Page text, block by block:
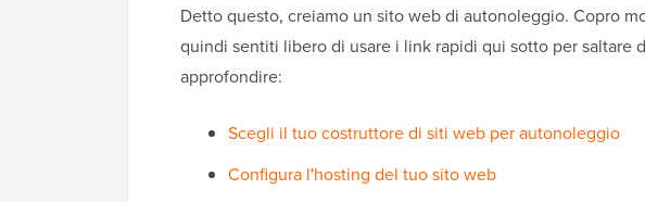
Detto questo, creiamo un sito web di autonoleggio. Copro
quindi sentiti libero di usare i link rapidi qui sotto per saltare
approfondire:
Scegli il tuo costruttore di siti web per autonoleggio
Configura l'hosting del tuo sito web